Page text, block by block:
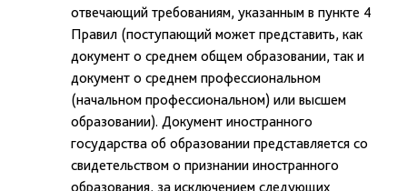
отвечающий требованиям, указанным в пункте 4
Правил (поступающий может представить, как
документ о среднем общем образовании, так и
документ о среднем профессиональном
(начальном профессиональном) или высшем
образовании). Документ иностранного
государства об образовании представляется со
свидетельством о признании иностранного
образования, за исключением следующих